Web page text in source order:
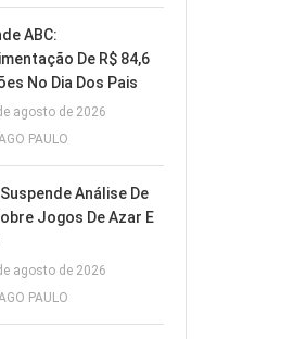
ABC:
De R$ 84,6
No Dia Dos Pais
agosto de 2026
PAULO
Análise De
Jogos De Azar E
agosto de 2026
PAULO